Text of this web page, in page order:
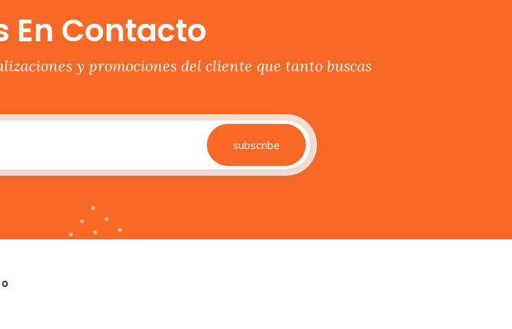
En Contacto
y promociones del cliente que tanto buscas
subscribe